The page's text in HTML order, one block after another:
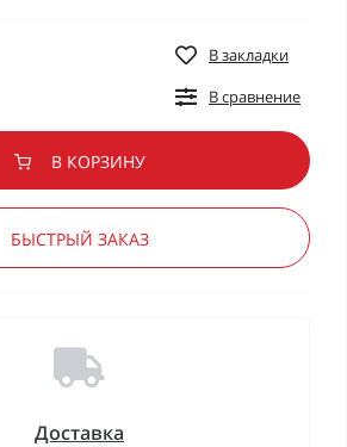
В закладки
В сравнение
В КОРЗИНУ
БЫСТРЫЙ ЗАКАЗ
Доставка